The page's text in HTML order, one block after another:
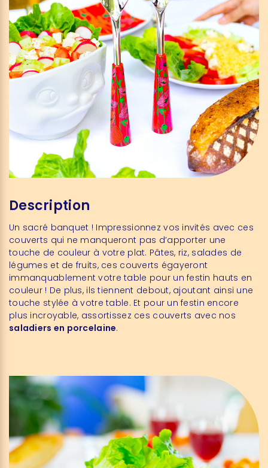
Description
Un sacré banquet ! Impressionnez vos invités avec ces
couverts qui ne manqueront pas d’apporter une
touche de couleur à votre plat. Pâtes, riz, salades de
légumes et de fruits, ces couverts égayeront
immanquablement votre table pour un festin hauts en
couleur ! De plus, ils tiennent debout, ajoutant ainsi une
touche stylée à votre table. Et pour un festin encore
plus incroyable, assortissez ces couverts avec nos
saladiers en porcelaine.